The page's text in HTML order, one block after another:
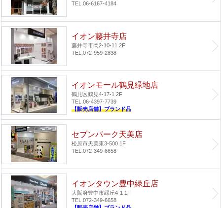
TEL.06-6167-4184
イオン藤井寺店
藤井寺市岡2-10-11 2F
TEL.072-959-2838
イオンモール鶴見緑地店
鶴見区鶴見4-17-1 2F
TEL.06-4397-7739
【販売店舗】ブランド品
セブンパーク天美店
松原市天美東3-500 1F
TEL.072-349-6658
イオンタウン豊中緑丘店
大阪府豊中市緑丘4-1 1F
TEL.072-349-6658